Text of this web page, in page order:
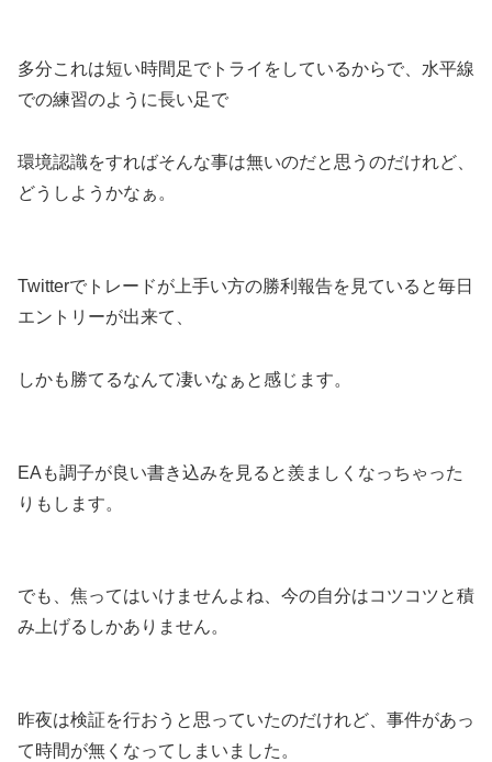
多分これは短い時間足でトライをしているからで、水平線
での練習のように長い足で
環境認識をすればそんな事は無いのだと思うのだけれど、
どうしようかなぁ。
Twitterでトレードが上手い方の勝利報告を見ていると毎日
エントリーが出来て、
しかも勝てるなんて凄いなぁと感じます。
EAも調子が良い書き込みを見ると羨ましくなっちゃった
りもします。
でも、焦ってはいけませんよね、今の自分はコツコツと積
み上げるしかありません。
昨夜は検証を行おうと思っていたのだけれど、事件があっ
て時間が無くなってしまいました。